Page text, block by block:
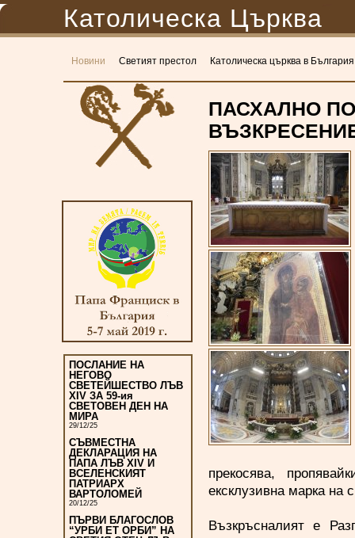
Католическа Църква
Новини Светият престол Католическа църква в България
ПОСЛАНИЕ НА
НЕГОВО
СВЕТЕЙШЕСТВО ЛЪВ
XIV ЗА 59-ия
СВЕТОВЕН ДЕН НА
МИРА
29/12/25
СЪВМЕСТНА
ДЕКЛАРАЦИЯ НА
ПАПА ЛЪВ XIV И
ВСЕЛЕНСКИЯТ
ПАТРИАРХ
ВАРТОЛОМЕЙ
20/12/25
ПЪРВИ БЛАГОСЛОВ
“УРБИ ЕТ ОРБИ” НА
ПАСХАЛНО
прекосява,
ексклузивна марка на
Възкръсналият е